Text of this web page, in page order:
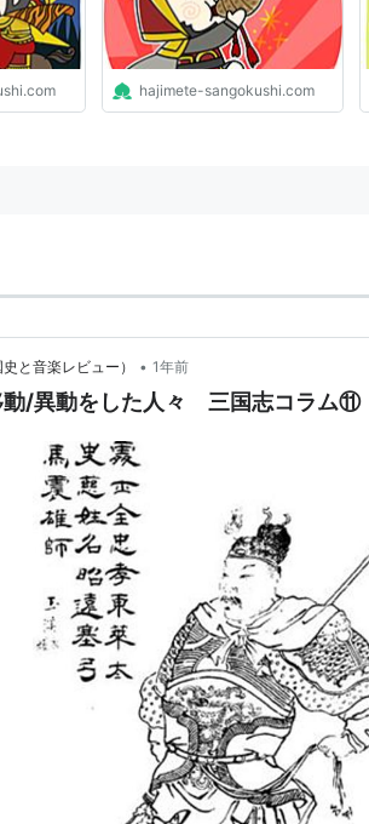
hajimete-sangokushi.com
と音楽レビュー） • 1年前
動/異動をした人々 三国志コラム⑪